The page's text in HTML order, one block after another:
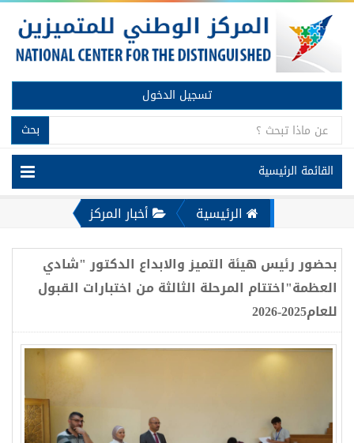
تسجيل الدخول
بحث
القائمة الرئيسية
الرئيسية أخبار المركز
بحضور رئيس هيئة التميز والابداع الدكتور "شادي
العظمة"اختتام المرحلة الثالثة من اختبارات القبول
للعام2025-2026